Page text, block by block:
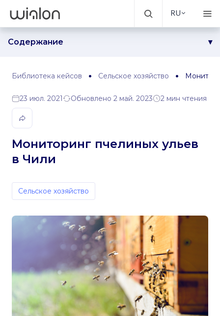
RU
Содержание
Решение
Библиотека кейсов Сельское хозяйство
23 июл. 2021 Обновлено 2 май. 2023 2 мин чтения
Мониторинг пчелиных ульев
в Чили
Сельское хозяйство